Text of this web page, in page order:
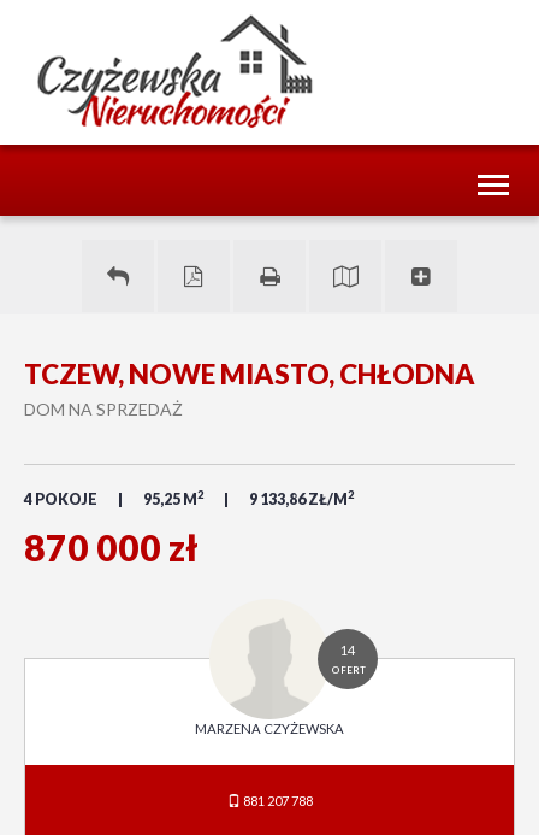
TCZEW, NOWE MIASTO, CHŁODNA
DOM NA SPRZEDAŻ
4 POKOJE 95,25 M 2 9 133,86 ZŁ/M 2
870 000 zł
14
OFERT
MARZENA CZYŻEWSKA
881 207 788